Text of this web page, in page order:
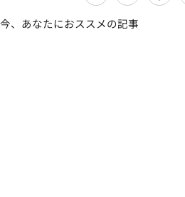
今、あなたにおススメの記事